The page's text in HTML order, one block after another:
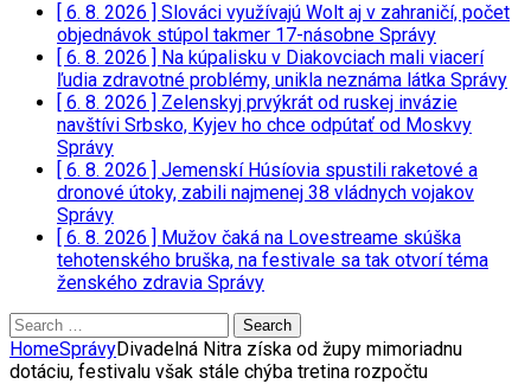
[ 6. 8. 2026 ] Slováci využívajú Wolt aj v zahraničí, počet
objednávok stúpol takmer 17-násobne Správy
[ 6. 8. 2026 ] Na kúpalisku v Diakovciach mali viacerí
ľudia zdravotné problémy, unikla neznáma látka Správy
[ 6. 8. 2026 ] Zelenskyj prvýkrát od ruskej invázie
navštívi Srbsko, Kyjev ho chce odpútať od Moskvy
Správy
[ 6. 8. 2026 ] Jemenskí Húsíovia spustili raketové a
dronové útoky, zabili najmenej 38 vládnych vojakov
Správy
[ 6. 8. 2026 ] Mužov čaká na Lovestreame skúška
tehotenského bruška, na festivale sa tak otvorí téma
ženského zdravia Správy
Search
for:
HomeSprávyDivadelná Nitra získa od župy mimoriadnu
dotáciu, festivalu však stále chýba tretina rozpočtu